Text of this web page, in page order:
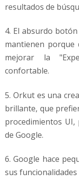
resultados de
4. El absurdo
mantienen porque
mejorar la
confortable.
5. Orkut es una
brillante, que
procedimientos
de Google.
6. Google hace
sus